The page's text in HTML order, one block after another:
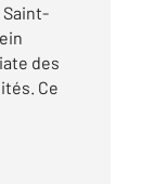
des
Ce